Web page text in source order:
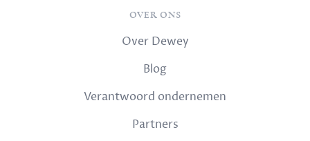
OVER ONS
Over Dewey
Blog
Verantwoord ondernemen
Partners